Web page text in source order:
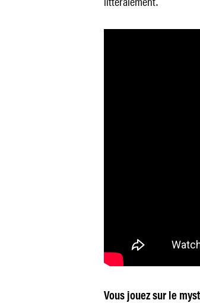
Vous jouez sur le